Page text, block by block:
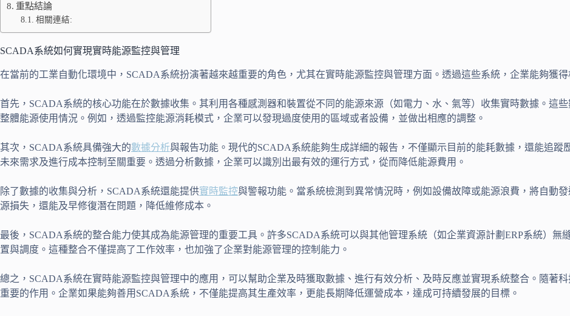
重點結論
相關連結:
SCADA系統如何實現實時能源監控與管理
在當前的工業自動化環境中，SCADA系統扮演著越來越重要的角色，尤其在實時能源監控與管理方面。透過這些系統，企業能夠獲
首先，SCADA系統的核心功能在於數據收集。其利用各種感測器和裝置從不同的能源來源（如電力、水、氣等）收集實時數據。這
整體能源使用情況。例如，透過監控能源消耗模式，企業可以發現過度使用的區域或者設備，並做出相應的調整。
其次，SCADA系統具備強大的數據分析與報告功能。現代的SCADA系統能夠生成詳細的報告，不僅顯示目前的能耗數據，還能追蹤
未來需求及進行成本控制至關重要。透過分析數據，企業可以識別出最有效的運行方式，從而降低能源費用。
除了數據的收集與分析，SCADA系統還能提供實時監控與警報功能。當系統檢測到異常情況時，例如設備故障或能源浪費，將自動
源損失，還能及早修復潛在問題，降低維修成本。
最後，SCADA系統的整合能力使其成為能源管理的重要工具。許多SCADA系統可以與其他管理系統（如企業資源計劃ERP系統）
置與調度。這種整合不僅提高了工作效率，也加強了企業對能源管理的控制能力。
總之，SCADA系統在實時能源監控與管理中的應用，可以幫助企業及時獲取數據、進行有效分析、及時反應並實現系統整合。隨著
重要的作用。企業如果能夠善用SCADA系統，不僅能提高其生產效率，更能長期降低運營成本，達成可持續發展的目標。